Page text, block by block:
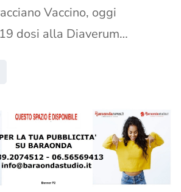
Vaccino, oggi
dosi alla Diaverum…